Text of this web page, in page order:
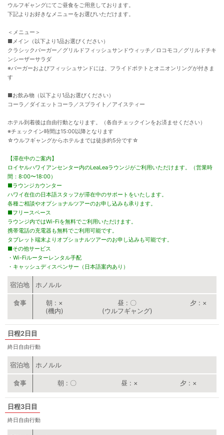
ウルフギャングにてご昼食をご用意しております。
下記よりお好きなメニューをお選びいただけます。
＜メニュー＞
■メイン（以下より1品お選びください）
クラシックバーガー／グリルドフィッシュサンドウィッチ／ロコモコ／グリルドチキ
ンシーザーサラダ
※バーガーおよびフィッシュサンドには、フライドポテトとオニオンリングが付きま
す
■お飲み物（以下より1品お選びください）
コーラ／ダイエットコーラ／スプライト／アイスティー
ホテル到着後は自由行動となります。（各自チェックインをお済ませください）
※チェックイン時間は15:00以降となります
☆ウルフギャングからホテルまでは徒歩約5分です☆
【滞在中のご案内】
ロイヤルハワイアンセンター内のLeaLeaラウンジがご利用いただけます。（営業時
間：8:00〜18:00）
■ラウンジカウンター
ハワイ在住の日本語スタッフが滞在中のサポートをいたします。
各種ご相談やオプショナルツアーのお申し込みも承ります。
■フリースペース
ラウンジ内ではWi-Fiを無料でご利用いただけます。
携帯電話の充電器も無料でご利用可能です。
タブレット端末よりオプショナルツアーのお申し込みも可能です。
■その他サービス
・Wi-Fiルーターレンタル手配
・キャッシュディスペンサー（日本語案内あり）
宿泊地 ホノルル
朝
×
(機内)
昼
〇
(ウルフギャング)
夕 ×
2日目
終日自由行動
宿泊地 ホノルル
朝 〇 昼 × 夕 ×
3日目
終日自由行動